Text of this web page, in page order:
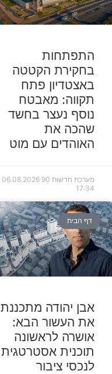
התפתחות
בחקירת הקטטה
באצטדיון פתח
תקווה: מאבטח
נוסף נעצר בחשד
שהכה את
האוהדים עם מוט
מערכת חדשות 90
06.08.2026
17:34
דף הבית
אבן יהודה מתכננת
את העשור הבא:
אושרה לראשונה
תוכנית אסטרטגית
לנכסי ציבור